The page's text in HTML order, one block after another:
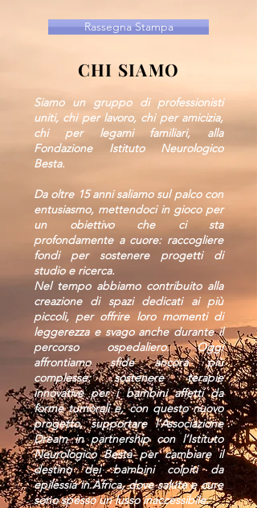
Rassegna Stampa
CHI SIAMO
Siamo un gruppo di professionisti
uniti, chi per lavoro, chi per amicizia,
chi per legami familiari, alla
Fondazione Istituto Neurologico
Besta.
Da oltre 15 anni saliamo sul palco con
entusiasmo, mettendoci in gioco per
un obiettivo che ci sta
profondamente a cuore: raccogliere
fondi per sostenere progetti di
studio e ricerca.
Nel tempo abbiamo contribuito alla
creazione di spazi dedicati ai più
piccoli, per offrire loro momenti di
leggerezza e svago anche durante il
percorso ospedaliero. Oggi
affrontiamo sfide ancora più
complesse: sostenere terapie
innovative per i bambini affetti da
forme tumorali e, con questo nuovo
progetto, supportare l’Associazione
Dream in partnership con l’Istituto
Neurologico Besta per cambiare il
destino dei bambini colpiti da
epilessia in Africa, dove salute e cure
sono spesso un lusso inaccessibile.